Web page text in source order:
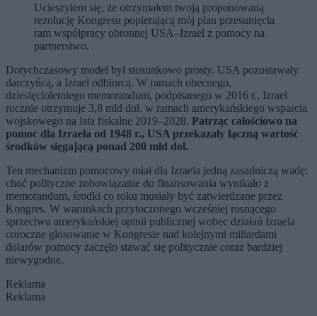
Ucieszyłem się, że otrzymałem twoją proponowaną
rezolucję Kongresu popierającą mój plan przesunięcia
ram współpracy obronnej USA–Izrael z pomocy na
partnerstwo.
Dotychczasowy model był stosunkowo prosty. USA pozostawały
darczyńcą, a Izrael odbiorcą. W ramach obecnego,
dziesięcioletniego memorandum, podpisanego w 2016 r., Izrael
rocznie otrzymuje 3,8 mld dol. w ramach amerykańskiego wsparcia
wojskowego na lata fiskalne 2019–2028. Patrząc całościowo na
pomoc dla Izraela od 1948 r., USA przekazały łączną wartość
środków sięgającą ponad 200 mld dol.
Ten mechanizm pomocowy miał dla Izraela jedną zasadniczą wadę:
choć polityczne zobowiązanie do finansowania wynikało z
memorandum, środki co roku musiały być zatwierdzane przez
Kongres. W warunkach przytoczonego wcześniej rosnącego
sprzeciwu amerykańskiej opinii publicznej wobec działań Izraela
coroczne głosowanie w Kongresie nad kolejnymi miliardami
dolarów pomocy zaczęło stawać się politycznie coraz bardziej
niewygodne.
Reklama
Reklama